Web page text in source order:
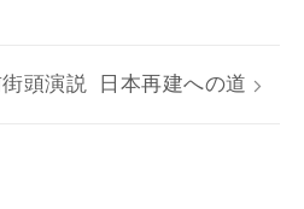
頭演説 日本再建への道